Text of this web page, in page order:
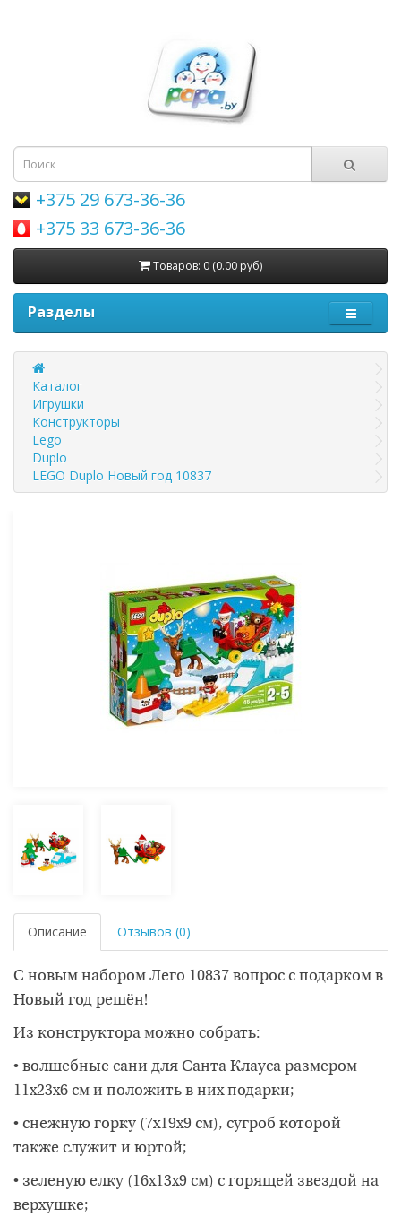
+375 29 673-36-36
+375 33 673-36-36
Товаров: 0 (0.00 руб)
Разделы
Каталог
Игрушки
Конструкторы
Lego
Duplo
LEGO Duplo Новый год 10837
Описание Отзывов (0)
С новым набором Лего 10837 вопрос с подарком в
Новый год решён!
Из конструктора можно собрать:
• волшебные сани для Санта Клауса размером
11х23х6 см и положить в них подарки;
• снежную горку (7х19х9 см), сугроб которой
также служит и юртой;
• зеленую елку (16х13х9 см) с горящей звездой на
верхушке;